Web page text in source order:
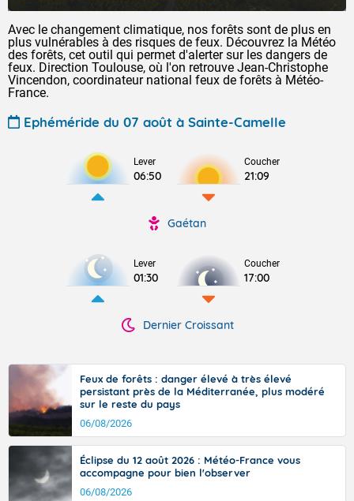
Avec le changement climatique, nos forêts sont de plus en
plus vulnérables à des risques de feux. Découvrez la Météo
des forêts, cet outil qui permet d'alerter sur les dangers de
feux. Direction Toulouse, où l'on retrouve Jean-Christophe
Vincendon, coordinateur national feux de forêts à Météo-
France.
Ephéméride du 07 août à Sainte-Camelle
Lever
06:50
Coucher
21:09
Gaétan
Lever
01:30
Coucher
17:00
Dernier Croissant
Feux de forêts : danger élevé à très élevé
persistant près de la Méditerranée, plus modéré
sur le reste du pays
06/08/2026
Éclipse du 12 août 2026 : Météo-France vous
accompagne pour bien l'observer
06/08/2026